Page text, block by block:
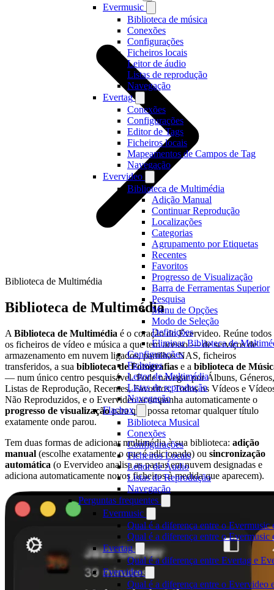
Evermusic
Biblioteca de música
Conexões
Configurações
Ficheiros locais
Leitor de áudio
Listas de reprodução
Navegação
Evertag
Conexões
Configurações
Editor de Tags
Ficheiros locais
Mapeamentos de Campos de Tag
Navegação
Evervideo
Biblioteca de Multimédia
Adição Manual
Continuar Reprodução
Localizações
Categorias
Agrupamento por Etiquetas
Recentes
Favoritos
Progresso de Visualização
Barra de Ferramentas Superior
Pesquisa
Menu de Opções
Modo de Seleção
Definições
Eliminar Biblioteca de
Configurações
Ficheiros
Leitor de Multimédia
Listas de reprodução
Navegação
Flacbox
Biblioteca Musical
Conexões
Configurações
Ficheiros Locais
Leitor de Áudio
Listas de Reprodução
Navegação
Perguntas frequentes
Evermusic
Qual é a diferença entre o Evermusic
Qual é a diferença entre o
Evertag
Qual é a diferença entre Evertag e
Evervideo
Qual é a diferença entre o Evervideo
Biblioteca de Multimédia
Biblioteca de Multimédia
A Biblioteca de Multimédia é o coração do Evervideo. Reúne todos
os ficheiros de vídeo e música a que tem acesso — de serviços de
armazenamento em nuvem ligados, partilhas NAS, ficheiros
transferidos, a sua biblioteca de Fotografias e a biblioteca de
— num único centro pesquisável. Pode navegar por Álbuns, Géneros,
Listas de Reprodução, Recentes, Favoritos, Todos os Vídeos e
Não Reproduzidos, e o Evervideo acompanha automaticamente o
progresso de visualizaçãopara que possa retomar qualquer título
exatamente onde parou.
Tem duas formas de adicionar multimédia à sua biblioteca: adição
manual (escolhe exatamente o que é adicionado) ou sincronização
automática (o Evervideo analisa as pastas em nuvem designadas e
adiciona automaticamente novos ficheiros à medida que aparecem).